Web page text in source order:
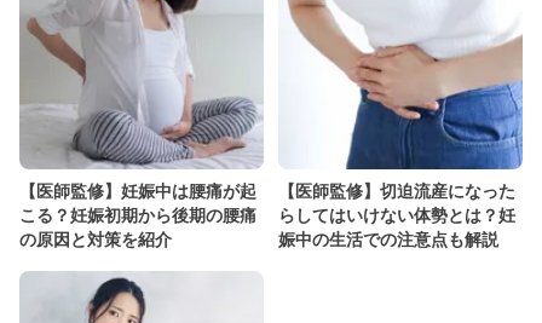
【医師監修】妊娠中は腰痛が起
こる？妊娠初期から後期の腰痛
の原因と対策を紹介
【医師監修】切迫流産になった
らしてはいけない体勢とは？妊
娠中の生活での注意点も解説